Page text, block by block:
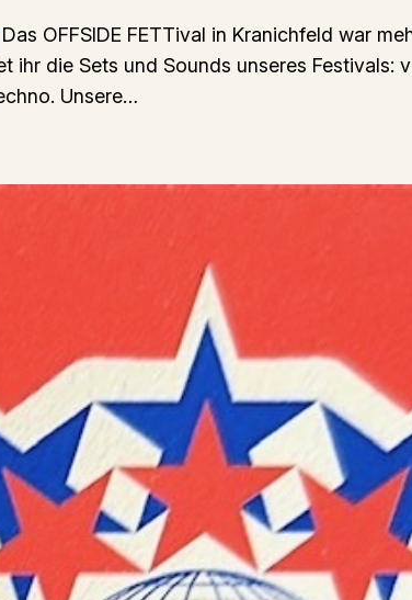
Das OFFSIDE FETTival in Kranichfeld war
ihr die Sets und Sounds unseres Festivals:
Unsere…